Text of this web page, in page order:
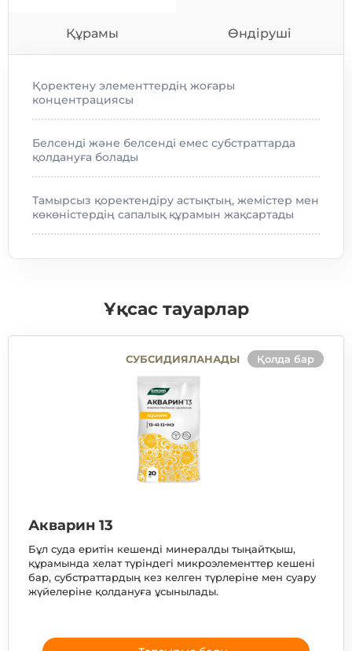
Құрамы Өндіруші
Қоректену элементтердің жоғары
концентрациясы
Белсенді және белсенді емес субстраттарда
қолдануға болады
Тамырсыз қоректендіру астықтың, жемістер мен
көкөністердің сапалық құрамын жақсартады
Ұқсас тауарлар
СУБСИДИЯЛАНАДЫ Қолда бар
Акварин 13
Бұл суда еритін кешенді минералды тыңайтқыш,
құрамында хелат түріндегі микроэлементтер кешені
бар, субстраттардың кез келген түрлеріне мен суару
жүйелеріне қолдануға ұсынылады.